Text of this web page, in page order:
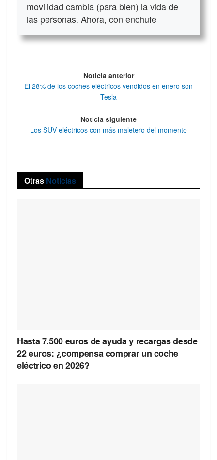
movilidad cambia (para bien) la vida de
las personas. Ahora, con enchufe
Noticia anterior
El 28% de los coches eléctricos vendidos en enero son
Tesla
Noticia siguiente
Los SUV eléctricos con más maletero del momento
Otras Noticias
Hasta 7.500 euros de ayuda y recargas desde
22 euros: ¿compensa comprar un coche
eléctrico en 2026?